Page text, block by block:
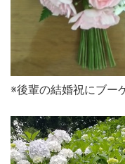
※後輩の結婚祝にブー